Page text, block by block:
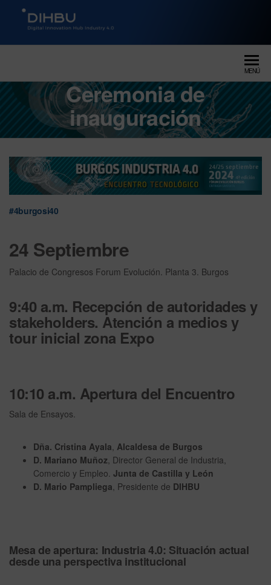
DIGITAL INNOVATION HUB
MENÚ
Ceremonia de
inauguración
#4burgosi40
24 Septiembre
Palacio de Congresos Forum Evolución. Planta 3. Burgos
9:40 a.m. Recepción de autoridades y
stakeholders. Atención a medios y
tour inicial zona Expo
10:10 a.m. Apertura del Encuentro
Sala de Ensayos.
Dña. Cristina Ayala Alcaldesa de Burgos
D. Mariano Muñoz , Director General de Industria,
Comercio y Empleo. Junta de Castilla y León
D. Mario Pampliega , Presidente de DIHBU
Mesa de apertura: Industria 4.0: Situación actual
desde una perspectiva institucional